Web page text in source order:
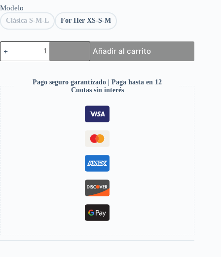
Modelo
Clásica S-M-L For Her XS-S-M
Añadir al carrito
Pago seguro garantizado | Paga hasta en 12
Cuotas sin interés